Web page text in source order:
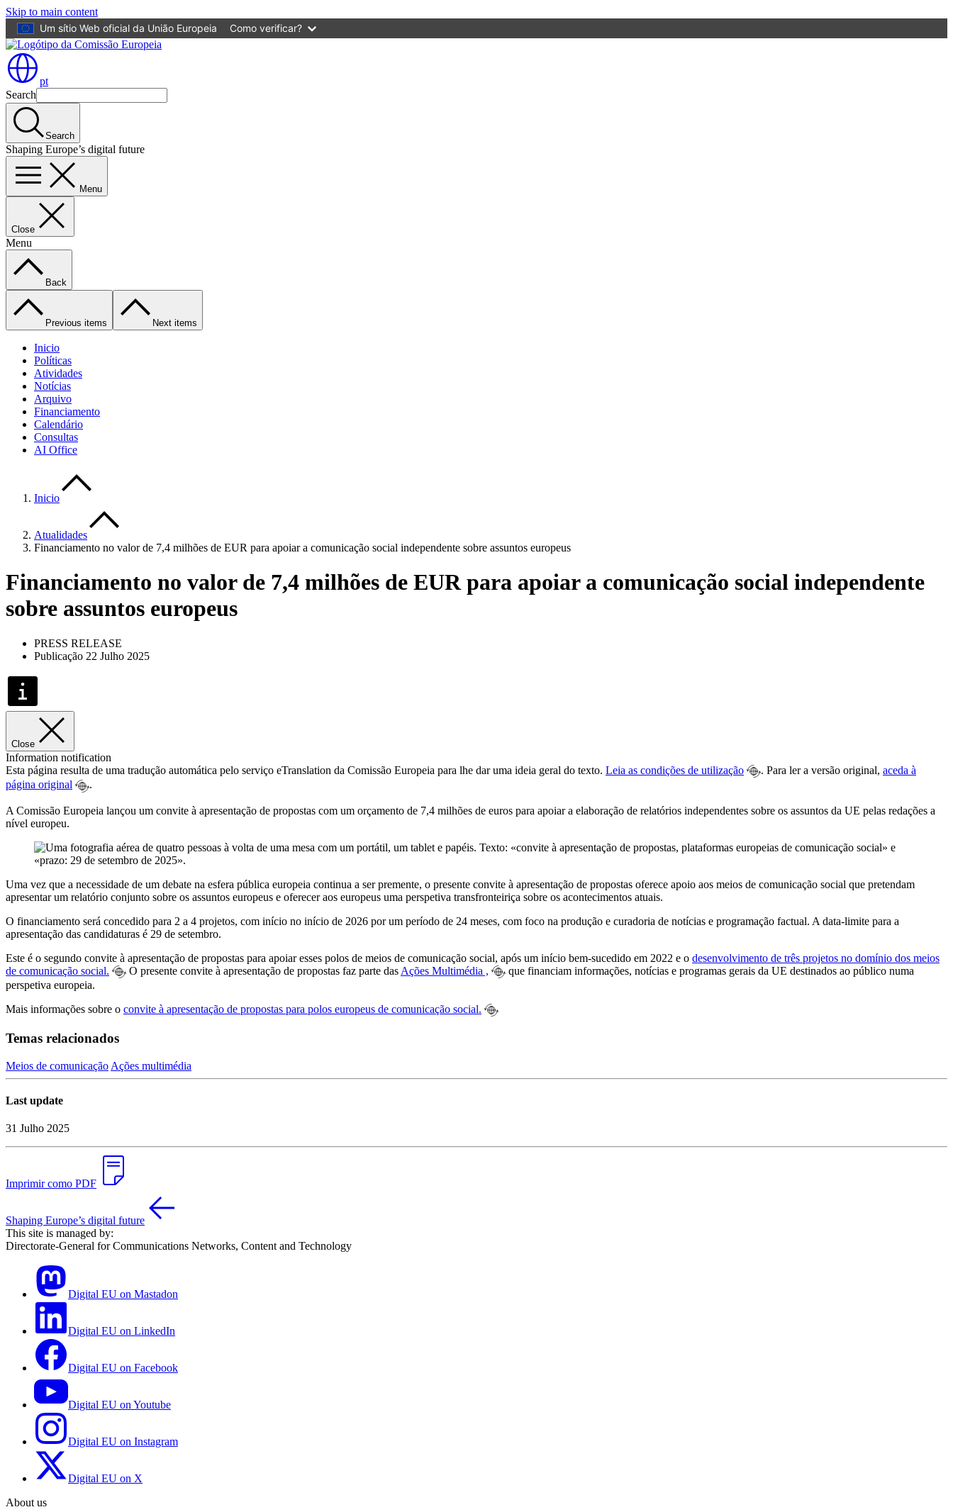
Skip to main content
Um sítio Web oficial da União Europeia
Como verificar?
pt
Search
Search
Shaping Europe’s digital future
Menu
Close
Menu
Back
Previous items Next items
Inicio
Políticas
Atividades
Notícias
Arquivo
Financiamento
Calendário
Consultas
AI Office
Inicio
Atualidades
Financiamento no valor de 7,4 milhões de EUR para apoiar a comunicação social independente sobre assuntos europeus
Financiamento no valor de 7,4 milhões de EUR para apoiar a comunicação social independente
sobre assuntos europeus
PRESS RELEASE
Publicação 22 Julho 2025
Close
Information notification
Esta página resulta de uma tradução automática pelo serviço eTranslation da Comissão Europeia para lhe dar uma ideia geral do texto. Leia as condições de utilização . Para ler a versão original, aceda à
página original
.
A Comissão Europeia lançou um convite à apresentação de propostas com um orçamento de 7,4 milhões de euros para apoiar a elaboração de relatórios independentes sobre os assuntos da UE pelas redações a
nível europeu.
Uma vez que a necessidade de um debate na esfera pública europeia continua a ser premente, o presente convite à apresentação de propostas oferece apoio aos meios de comunicação social que pretendam
apresentar um relatório conjunto sobre os assuntos europeus e oferecer aos europeus uma perspetiva transfronteiriça sobre os acontecimentos atuais.
O financiamento será concedido para 2 a 4 projetos, com início no início de 2026 por um período de 24 meses, com foco na produção e curadoria de notícias e programação factual. A data-limite para a
apresentação das candidaturas é 29 de setembro.
Este é o segundo convite à apresentação de propostas para apoiar esses polos de meios de comunicação social, após um início bem-sucedido em 2022 e o desenvolvimento de três projetos no domínio dos meios
de comunicação social.
O presente convite à apresentação de propostas faz parte das Ações Multimédia ,
que financiam informações, notícias e programas gerais da UE destinados ao público numa
perspetiva europeia.
Mais informações sobre o convite à apresentação de propostas para polos europeus de comunicação social.
Temas relacionados
Meios de comunicação Ações multimédia
Last update
31 Julho 2025
Imprimir como PDF
Shaping Europe’s digital future
This site is managed by:
Directorate-General for Communications Networks, Content and Technology
Digital EU on Mastadon
Digital EU on LinkedIn
Digital EU on Facebook
Digital EU on Youtube
Digital EU on Instagram
Digital EU on X
About us